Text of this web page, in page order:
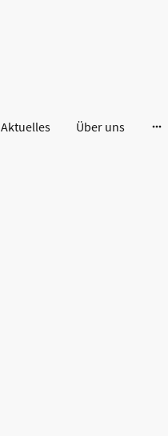
Aktuelles Über uns